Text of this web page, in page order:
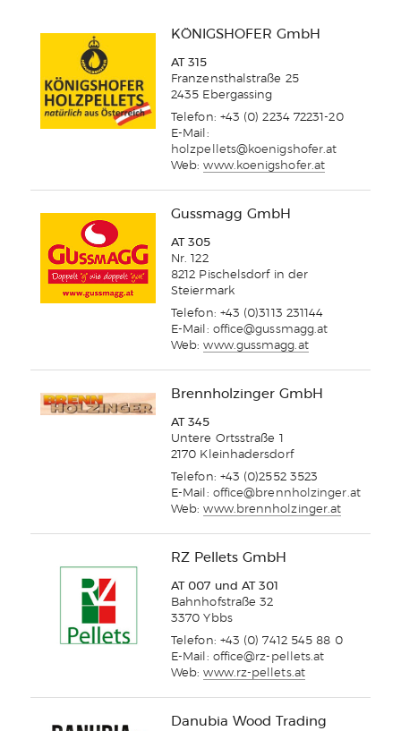
KÖNIGSHOFER GmbH
AT 315
Franzensthalstraße 25
2435 Ebergassing
Telefon: +43 (0) 2234 72231-20
E-Mail:
holzpellets@koenigshofer.at
Web:www.koenigshofer.at
Gussmagg GmbH
AT 305
Nr. 122
8212 Pischelsdorf in der
Steiermark
Telefon: +43 (0)3113 231144
E-Mail: office@gussmagg.at
Web:www.gussmagg.at
Brennholzinger GmbH
AT 345
Untere Ortsstraße 1
2170 Kleinhadersdorf
Telefon: +43 (0)2552 3523
E-Mail: office@brennholzinger.at
Web:www.brennholzinger.at
RZ Pellets GmbH
AT 007 und AT 301
Bahnhofstraße 32
3370 Ybbs
Telefon: +43 (0) 7412 545 88 0
E-Mail: office@rz-pellets.at
Web:www.rz-pellets.at
Danubia Wood Trading